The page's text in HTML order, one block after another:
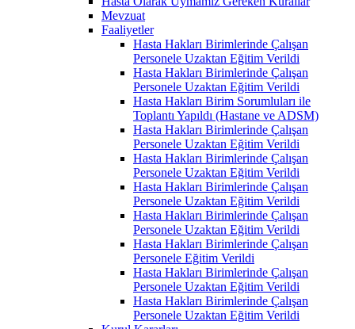
Mevzuat
Faaliyetler
Hasta Hakları Birimlerinde Çalışan
Personele Uzaktan Eğitim Verildi
Hasta Hakları Birimlerinde Çalışan
Personele Uzaktan Eğitim Verildi
Hasta Hakları Birim Sorumluları ile
Toplantı Yapıldı (Hastane ve ADSM)
Hasta Hakları Birimlerinde Çalışan
Personele Uzaktan Eğitim Verildi
Hasta Hakları Birimlerinde Çalışan
Personele Uzaktan Eğitim Verildi
Hasta Hakları Birimlerinde Çalışan
Personele Uzaktan Eğitim Verildi
Hasta Hakları Birimlerinde Çalışan
Personele Uzaktan Eğitim Verildi
Hasta Hakları Birimlerinde Çalışan
Personele Eğitim Verildi
Hasta Hakları Birimlerinde Çalışan
Personele Uzaktan Eğitim Verildi
Hasta Hakları Birimlerinde Çalışan
Personele Uzaktan Eğitim Verildi